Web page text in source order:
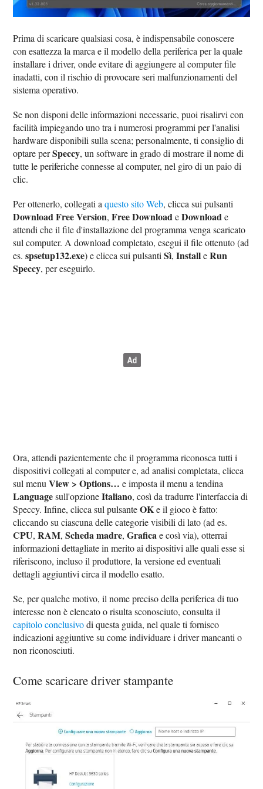
Prima di scaricare qualsiasi cosa, è indispensabile conoscere
con esattezza la marca e il modello della periferica per la quale
installare i driver, onde evitare di aggiungere al computer file
inadatti, con il rischio di provocare seri malfunzionamenti del
sistema operativo.
Se non disponi delle informazioni necessarie, puoi risalirvi con
facilità impiegando uno tra i numerosi programmi per l'analisi
hardware disponibili sulla scena; personalmente, ti consiglio di
optare perSpeccy, un software in grado di mostrare il nome di
tutte le periferiche connesse al computer, nel giro di un paio di
clic.
Per ottenerlo, collegati aquesto sito Web, clicca sui pulsanti
Download Free Version,Free DownloadeDownloade
attendi che il file d'installazione del programma venga scaricato
sul computer. A download completato, esegui il file ottenuto (ad
es.spsetup132.exe) e clicca sui pulsantiSì,InstalleRun
Speccy, per eseguirlo.
Ora, attendi pazientemente che il programma riconosca tutti i
dispositivi collegati al computer e, ad analisi completata, clicca
sul menuView > Options… e imposta il menu a tendina
Languagesull'opzioneItaliano, così da tradurre l'interfaccia di
Speccy. Infine, clicca sul pulsanteOKe il gioco è fatto:
cliccando su ciascuna delle categorie visibili di lato (ad es.
CPU,RAM,Scheda madre,Graficae così via), otterrai
informazioni dettagliate in merito ai dispositivi alle quali esse si
riferiscono, incluso il produttore, la versione ed eventuali
dettagli aggiuntivi circa il modello esatto.
Se, per qualche motivo, il nome preciso della periferica di tuo
interesse non è elencato o risulta sconosciuto, consulta il
capitolo conclusivodi questa guida, nel quale ti fornisco
indicazioni aggiuntive su come individuare i driver mancanti o
non riconosciuti.
Come scaricare driver stampante